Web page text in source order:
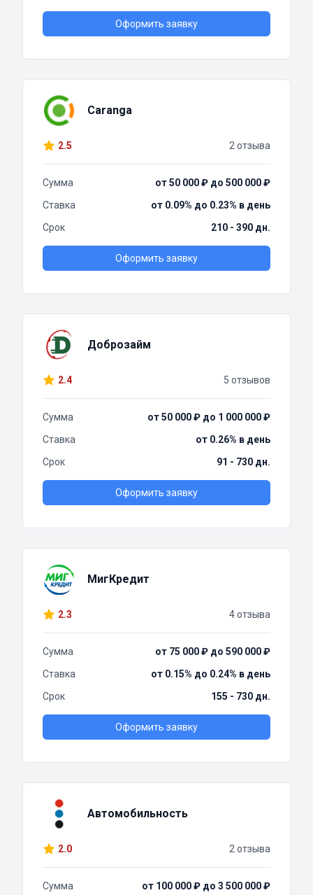
Оформить заявку
Caranga
2.5 2 отзыва
Сумма
от 50 000 ₽ до 500 000 ₽
Ставка
от 0.09% до 0.23% в день
Срок
210 - 390 дн.
Оформить заявку
Доброзайм
2.4 5 отзывов
Сумма
от 50 000 ₽ до 1 000 000 ₽
Ставка
от 0.26% в день
Срок
91 - 730 дн.
Оформить заявку
МигКредит
2.3 4 отзыва
Сумма
от 75 000 ₽ до 590 000 ₽
Ставка
от 0.15% до 0.24% в день
Срок
155 - 730 дн.
Оформить заявку
Автомобильность
2.0 2 отзыва
Сумма
от 100 000 ₽ до 3 500 000 ₽